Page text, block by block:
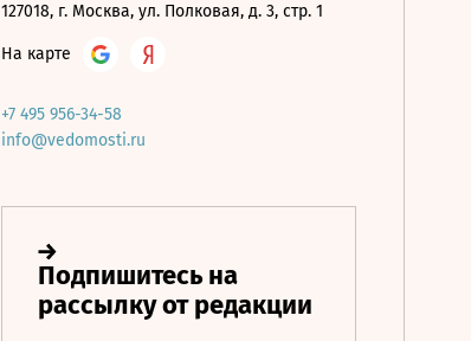
127018, г. Москва, ул. Полковая, д. 3, стр. 1
На карте
+7 495 956-34-58
info@vedomosti.ru